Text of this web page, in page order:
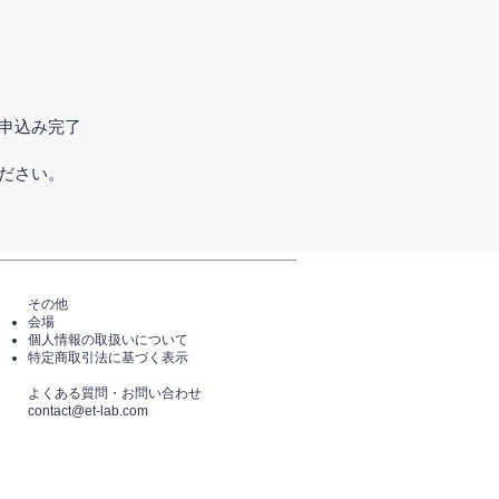
込み完了
さい。
その他
会場
個人情報の取扱いについて
特定商取引法に基づく表示
​よくある質問・​お問い合わせ
​contact@et-lab.com